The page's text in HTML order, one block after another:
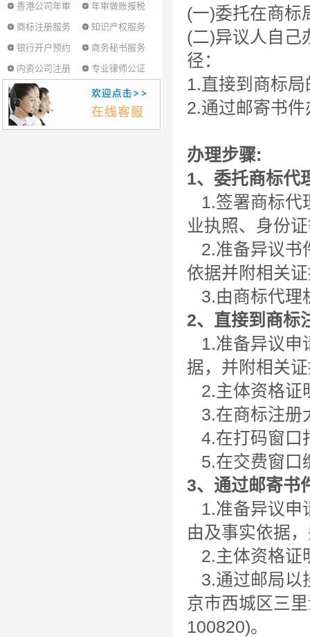
香港公司年审
年审做账报税
商标注册服务
知识产权服务
银行开户预约
商务秘书服务
内资公司注册
专业律师公证
(一)委托在商标
(二)异议人自己
径：
1.直接到商标
2.通过邮寄书件
办理步骤:
1、委托商标代
1.签署商标代
业执照、身份
2.准备异议书
依据并附相关
3.由商标代理
2、直接到商标
1.准备异议申
据，并附相关
2.主体资格证
3.在商标注册
4.在打码窗口
5.在交费窗口
3、通过邮寄书
1.准备异议申
由及事实依据
2.主体资格证
3.通过邮局以
京市西城区三
100820)。